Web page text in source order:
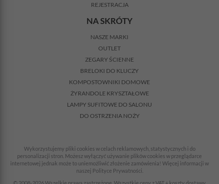
REJESTRACJA
NA SKRÓTY
NASZE MARKI
OUTLET
ZEGARY ŚCIENNE
BRELOKI DO KLUCZY
KOMPOSTOWNIKI DOMOWE
ŻYRANDOLE KRYSZTAŁOWE
LAMPY SUFITOWE DO SALONU
DO OSTRZENIA NOŻY
Wykorzystujemy pliki cookies w celach reklamowych, statystycznych i do
personalizacji stron. Możesz wyłączyć używanie plików cookies w przeglądarce
internetowej jednak może to uniemożliwić złożenie zamówienia! Więcej informacji w
naszej Polityce Prywatności.
© 2008-2026 Wszelkie prawa zastrzeżone. Wszystkie ceny z VAT + koszty dostawy.